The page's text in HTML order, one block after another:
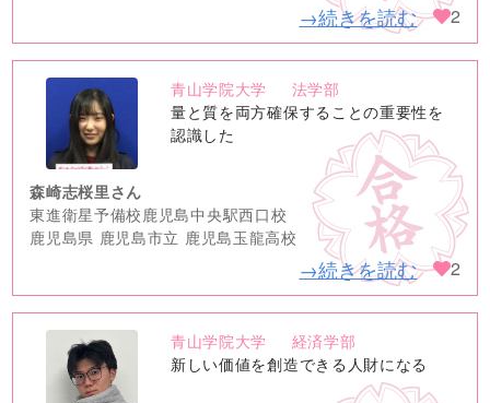
→続きを読む 2
no
image
青山学院大学
法学部
量と質を両方確保することの重要性を
認識した
森崎志桜里さん
東進衛星予備校鹿児島中央駅西口校
鹿児島県 鹿児島市立 鹿児島玉龍高校
→続きを読む 2
no
image
青山学院大学
経済学部
新しい価値を創造できる人財になる